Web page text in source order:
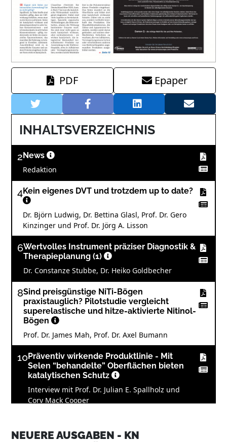
PDF Epaper
INHALTSVERZEICHNIS
2 News
Redaktion
4Kein eigenes DVT und trotzdem up to date?
Dr. Björn Ludwig, Dr. Bettina Glasl, Prof. Dr. Gero
Kinzinger und Prof. Dr. Jörg A. Lisson
6Wertvolles Instrument präziser Diagnostik &
Therapieplanung (1)
Dr. Constanze Stubbe, Dr. Heiko Goldbecher
8Sind preisgünstige NiTi-Bögen
praxistauglich? Pilotstudie vergleicht
superelastische und hitze-aktivierte Nitinol-
Bögen
Prof. Dr. James Mah, Prof. Dr. Axel Bumann
10Präventiv wirkende Produktlinie - Mit
Selen “behandelte” Oberflächen bieten
katalytischen Schutz
Interview mit Prof. Dr. Julian E. Spallholz und
Cory Mack Cooper
mittels orthocaps¨-Schienen
NEUERE AUSGABEN - KN